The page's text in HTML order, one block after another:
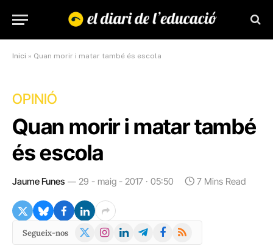
Inici » Quan morir i matar també és escola
OPINIÓ
Quan morir i matar també
és escola
Jaume Funes 29 - maig - 2017 · 05:50 7 Mins Read
Segueix-nos
X
Instagram
LinkedInTelegramFacebook
RSS